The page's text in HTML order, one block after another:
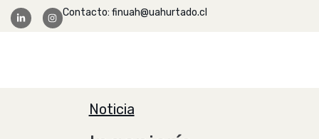
Contacto: finuah@uahurtado.cl
Noticia